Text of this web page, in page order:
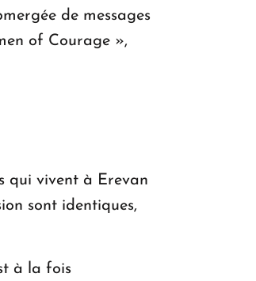
de messages
of Courage »,
qui vivent à Erevan
sont identiques,
à la fois